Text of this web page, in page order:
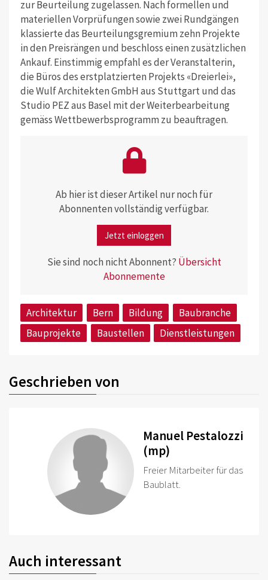
zur Beurteilung zugelassen. Nach formellen und
materiellen Vorprüfungen sowie zwei Rundgängen
klassierte das Beurteilungsgremium zehn Projekte
in den Preisrängen und beschloss einen zusätzlichen
Ankauf. Einstimmig empfahl es der Veranstalterin,
die Büros des erstplatzierten Projekts «Dreierlei»,
die Wulf Architekten GmbH aus Stuttgart und das
Studio PEZ aus Basel mit der Weiterbearbeitung
gemäss Wettbewerbsprogramm zu beauftragen.
Ab hier ist dieser Artikel nur noch für
Abonnenten vollständig verfügbar.
Jetzt einloggen
Sie sind noch nicht Abonnent? Übersicht
Abonnemente
Architektur Bern Bildung
Baubranche
Bauprojekte
Baustellen Dienstleistungen
Geschrieben von
Manuel Pestalozzi
(mp)
Freier Mitarbeiter für das
Baublatt.
Auch interessant